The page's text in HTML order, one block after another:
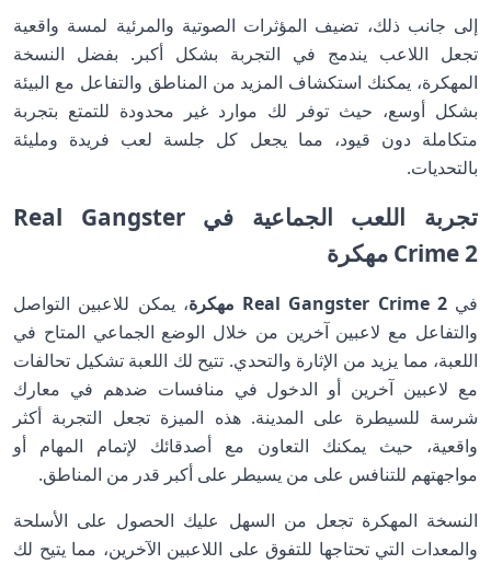
إلى جانب ذلك، تضيف المؤثرات الصوتية والمرئية لمسة واقعية
تجعل اللاعب يندمج في التجربة بشكل أكبر. بفضل النسخة
المهكرة، يمكنك استكشاف المزيد من المناطق والتفاعل مع البيئة
بشكل أوسع، حيث توفر لك موارد غير محدودة للتمتع بتجربة
متكاملة دون قيود، مما يجعل كل جلسة لعب فريدة ومليئة
بالتحديات.
تجربة اللعب الجماعية في Real Gangster
Crime 2 مهكرة
فيReal Gangster Crime 2 مهكرة
، يمكن للاعبين التواصل
والتفاعل مع لاعبين آخرين من خلال الوضع الجماعي المتاح في
اللعبة، مما يزيد من الإثارة والتحدي. تتيح لك اللعبة تشكيل تحالفات
مع لاعبين آخرين أو الدخول في منافسات ضدهم في معارك
شرسة للسيطرة على المدينة. هذه الميزة تجعل التجربة أكثر
واقعية، حيث يمكنك التعاون مع أصدقائك لإتمام المهام أو
مواجهتهم للتنافس على من يسيطر على أكبر قدر من المناطق.
النسخة المهكرة تجعل من السهل عليك الحصول على الأسلحة
والمعدات التي تحتاجها للتفوق على اللاعبين الآخرين، مما يتيح لك